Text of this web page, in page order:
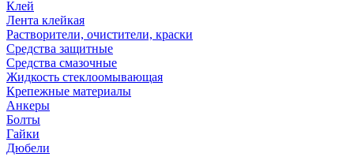
Клей
Лента клейкая
Растворители, очистители, краски
Средства защитные
Средства смазочные
Жидкость стеклоомывающая
Крепежные материалы
Анкеры
Болты
Гайки
Дюбели